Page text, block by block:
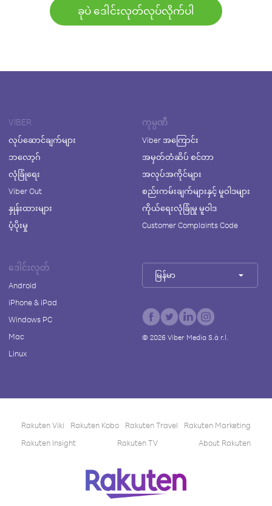
ခုပဲ ဒေါင်းလုတ်လုပ်လိုက်ပါ
VIBER
လုပ်ဆောင်ချက်များ
ဘလော့ဂ်
လုံခြုံရေး
Viber Out
နှုန်းထားများ
ပံ့ပိုးမှု
ကုမ္ပဏီ
Viber အကြောင်း
အမှတ်တံဆိပ် စင်တာ
အလုပ်အကိုင်များ
စည်းကမ်းချက်များနှင့် မူဝါဒများ
ကိုယ်ရေးလုံခြုံမှု မူဝါဒ
Customer Complaints Code
ဒေါင်းလုတ်
Android
iPhone & iPad
Windows PC
Mac
Linux
မြန်မာ
© 2026Viber Media S.à r.l.
Rakuten Viki Rakuten Kobo Rakuten Travel
Rakuten Marketing
Rakuten Insight
Rakuten TV About Rakuten